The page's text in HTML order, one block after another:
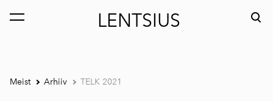
LENTSIUS
lisati ostukorvi. Vaata ostukorvi
Meist Arhiiv TELK 2021